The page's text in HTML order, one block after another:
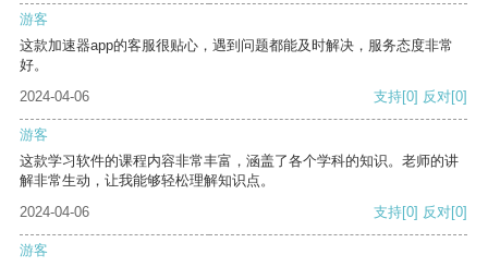
游客
这款加速器app的客服很贴心，遇到问题都能及时解决，服务态度非常
好。
2024-04-06
支持[0] 反对[0]
游客
这款学习软件的课程内容非常丰富，涵盖了各个学科的知识。老师的讲
解非常生动，让我能够轻松理解知识点。
2024-04-06
支持[0] 反对[0]
游客